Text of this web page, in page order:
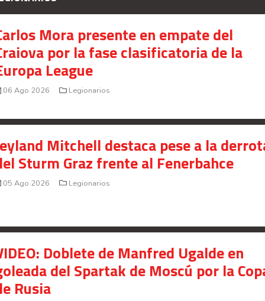
Mora presente en empate del
por la fase clasificatoria de la
League
06 Ago 2026 Legionarios
Mitchell destaca pese a la
Sturm Graz frente al Fenerbahce
05 Ago 2026 Legionarios
Doblete de Manfred Ugalde en
del Spartak de Moscú por la
Rusia